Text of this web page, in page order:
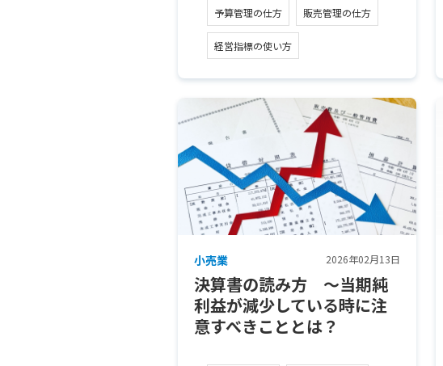
予算管理の仕方 販売管理の仕方
経営指標の使い方
小売業 2026年02月13日
決算書の読み方 ～当期純
利益が減少している時に注
意すべきこととは？